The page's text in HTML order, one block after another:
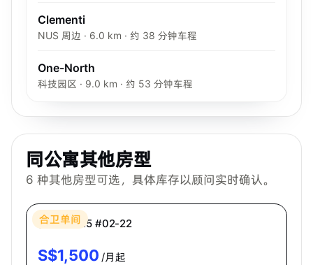
Clementi
NUS 周边 · 6.0 km · 约 38 分钟车程
One-North
科技园区 · 9.0 km · 约 53 分钟车程
同公寓其他房型
6 种其他房型可选，具体库存以顾问实时确认。
合卫单间
Bespoke Habitat 共居
普通房 CR5 #02-22
S$1,500 /月起